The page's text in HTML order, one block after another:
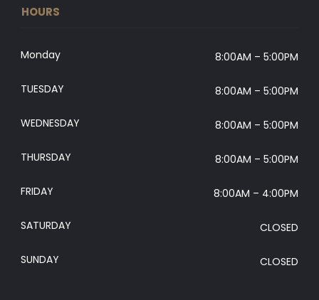
HOURS
Monday 8:00AM – 5:00PM
TUESDAY 8:00AM – 5:00PM
WEDNESDAY 8:00AM – 5:00PM
THURSDAY 8:00AM – 5:00PM
FRIDAY 8:00AM – 4:00PM
SATURDAY CLOSED
SUNDAY CLOSED